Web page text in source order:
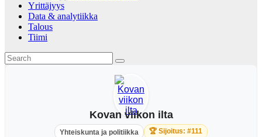
Yrittäjyys
Data & analytiikka
Talous
Tiimi
Kovan viikon ilta
Yhteiskunta ja politiikka 🏆 Sijoitus: #111